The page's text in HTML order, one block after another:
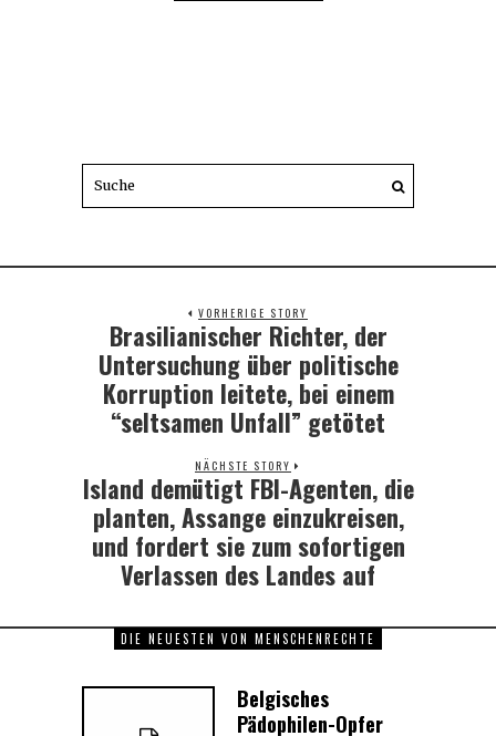
VORHERIGE STORY
Previous
post:
Brasilianischer Richter, der
Untersuchung über politische
Korruption leitete, bei einem
“seltsamen Unfall” getötet
NÄCHSTE STORY
Next
post:
Island demütigt FBI-Agenten, die
planten, Assange einzukreisen,
und fordert sie zum sofortigen
Verlassen des Landes auf
DIE NEUESTEN VON MENSCHENRECHTE
Belgisches
Pädophilen-Opfer